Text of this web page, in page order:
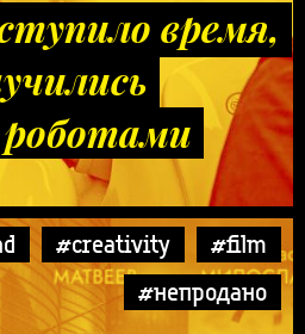
время,
#creativity
#film
#непродано